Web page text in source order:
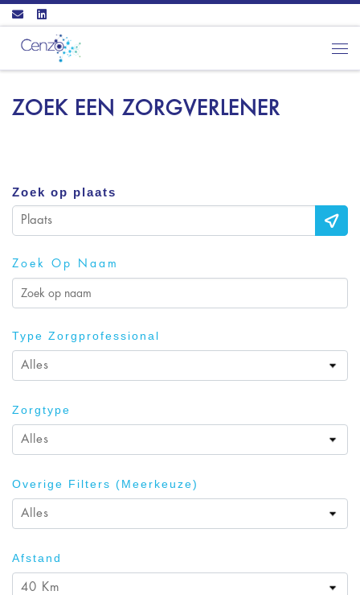
Ga naar inhoud
ZOEK EEN ZORGVERLENER
Zoek op plaats
Zoek Op Naam
Type Zorgprofessional
Alles
Zorgtype
Alles
Overige Filters (meerkeuze)
Alles
Afstand
40 Km